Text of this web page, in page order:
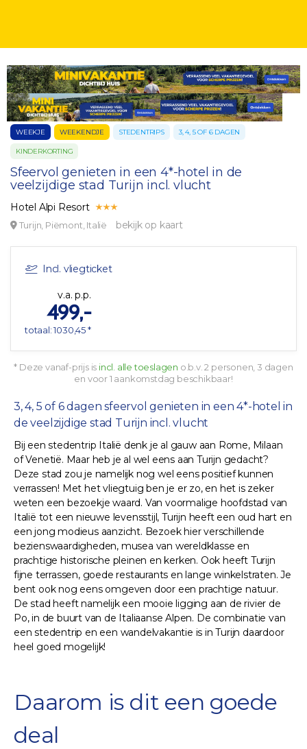
WEEKJE WEEKENDJE STEDENTRIPS 3, 4, 5 OF 6 DAGEN
KINDERKORTING
Sfeervol genieten in een 4*-hotel in de
veelzijdige stad Turijn incl. vlucht
Hotel Alpi Resort
Turijn, Piëmont, Italië bekijk op kaart
Incl. vliegticket
v.a. p.p.
499,-
totaal: 1030,45 *
* Deze vanaf-prijs is incl. alle toeslagen o.b.v. 2 personen, 3 dagen
en voor 1 aankomstdag beschikbaar!
3, 4, 5 of 6 dagen sfeervol genieten in een 4*-hotel in
de veelzijdige stad Turijn incl. vlucht
Bij een stedentrip Italië denk je al gauw aan Rome, Milaan
of Venetië. Maar heb je al wel eens aan Turijn gedacht?
Deze stad zou je namelijk nog wel eens positief kunnen
verrassen! Met het vliegtuig ben je er zo, en het is zeker
weten een bezoekje waard. Van voormalige hoofdstad van
Italië tot een nieuwe levensstijl, Turijn heeft een oud hart en
een jong modieus aanzicht. Bezoek hier verschillende
bezienswaardigheden, musea van wereldklasse en
prachtige historische pleinen en kerken. Ook heeft Turijn
fijne terrassen, goede restaurants en lange winkelstraten. Je
bent ook nog eens omgeven door een prachtige natuur.
De stad heeft namelijk een mooie ligging aan de rivier de
Po, in de buurt van de Italiaanse Alpen. De combinatie van
een stedentrip en een wandelvakantie is in Turijn daardoor
heel goed mogelijk!
Daarom is dit een goede
deal